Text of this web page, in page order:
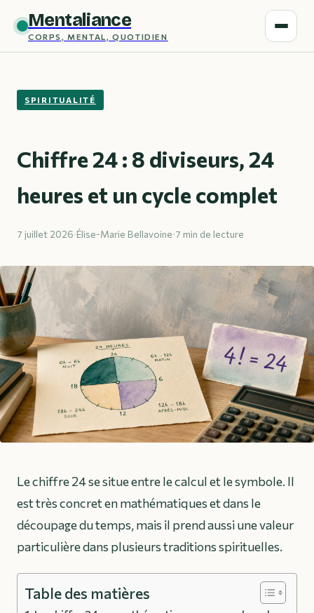
Mentaliance
CORPS, MENTAL, QUOTIDIEN
SPIRITUALITÉ
Chiffre 24 : 8 diviseurs, 24
heures et un cycle complet
7 juillet 2026·Élise-Marie Bellavoine·7 min de lecture
Le chiffre 24 se situe entre le calcul et le symbole. Il
est très concret en mathématiques et dans le
découpage du temps, mais il prend aussi une valeur
particulière dans plusieurs traditions spirituelles.
Table des matières